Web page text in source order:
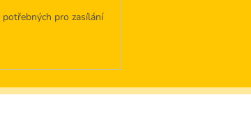
potřebných pro zasílání